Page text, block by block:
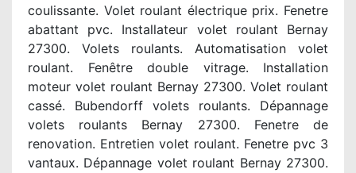
coulissante. Volet roulant électrique prix. Fenetre
abattant pvc. Installateur volet roulant Bernay
27300. Volets roulants. Automatisation volet
roulant. Fenêtre double vitrage. Installation
moteur volet roulant Bernay 27300. Volet roulant
cassé. Bubendorff volets roulants. Dépannage
volets roulants Bernay 27300. Fenetre de
renovation. Entretien volet roulant. Fenetre pvc 3
vantaux. Dépannage volet roulant Bernay 27300.